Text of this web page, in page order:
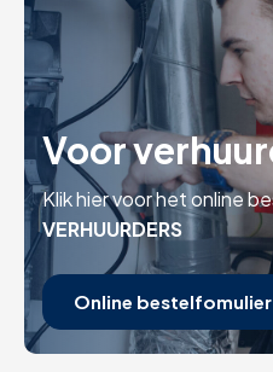
Voor
Klik hier voor het online
VERHUURDERS
Online